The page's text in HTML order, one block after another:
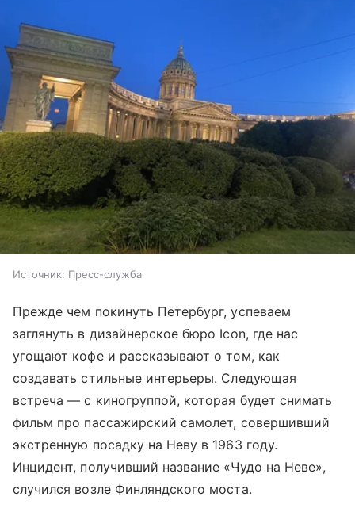
Источник: Пресс-служба
Прежде чем покинуть Петербург, успеваем
заглянуть в дизайнерское бюро Icon, где нас
угощают кофе и рассказывают о том, как
создавать стильные интерьеры. Следующая
встреча — с киногруппой, которая будет снимать
фильм про пассажирский самолет, совершивший
экстренную посадку на Неву в 1963 году.
Инцидент, получивший название «Чудо на Неве»,
случился возле Финляндского моста.